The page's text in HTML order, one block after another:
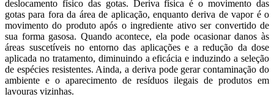
deslocamento físico das gotas. Deriva física é o movimento das
gotas para fora da área de aplicação, enquanto deriva de vapor é o
movimento do produto após o ingrediente ativo ser convertido de
sua forma gasosa. Quando acontece, ela pode ocasionar danos às
áreas suscetíveis no entorno das aplicações e a redução da dose
aplicada no tratamento, diminuindo a eficácia e induzindo a seleção
de espécies resistentes. Ainda, a deriva pode gerar contaminação do
ambiente e o aparecimento de resíduos ilegais de produtos em
lavouras vizinhas.